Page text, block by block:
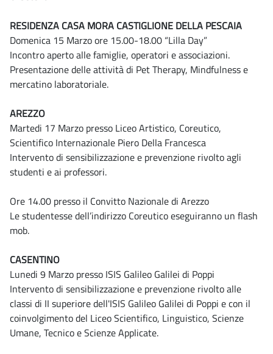
RESIDENZA CASA MORA CASTIGLIONE DELLA PESCAIA
Domenica 15 Marzo ore 15.00-18.00 “Lilla Day”
Incontro aperto alle famiglie, operatori e associazioni.
Presentazione delle attività di Pet Therapy, Mindfulness e
mercatino laboratoriale.
AREZZO
Martedi 17 Marzo presso Liceo Artistico, Coreutico,
Scientifico Internazionale Piero Della Francesca
Intervento di sensibilizzazione e prevenzione rivolto agli
studenti e ai professori.
Ore 14.00 presso il Convitto Nazionale di Arezzo
Le studentesse dell’indirizzo Coreutico eseguiranno un flash
mob.
CASENTINO
Lunedi 9 Marzo presso ISIS Galileo Galilei di Poppi
Intervento di sensibilizzazione e prevenzione rivolto alle
classi di II superiore dell'ISIS Galileo Galilei di Poppi e con il
coinvolgimento del Liceo Scientifico, Linguistico, Scienze
Umane, Tecnico e Scienze Applicate.